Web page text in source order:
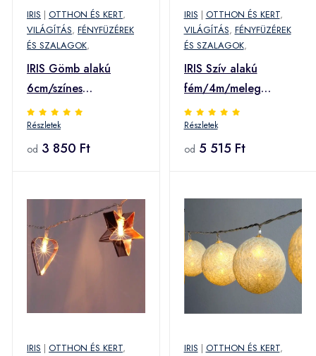
IRIS | OTTHON ÉS KERT,
VILÁGÍTÁS, FÉNYFÜZÉREK
ÉS SZALAGOK,
IRIS Gömb alakú
6cm/színes
fonott/4,5m/zöld-kék-
fehér/30db LED-
es/USB-s
Részletek
od 3 850 Ft
IRIS | OTTHON ÉS KERT,
VILÁGÍTÁS, FÉNYFÜZÉREK
ÉS SZALAGOK,
IRIS Szív alakú
fém/4m/meleg
fehér/20db LED-
es/USB-s
fénydekoráció (240-
Részletek
od 5 515 Ft
IRIS | OTTHON ÉS KERT,
IRIS | OTTHON ÉS KERT,